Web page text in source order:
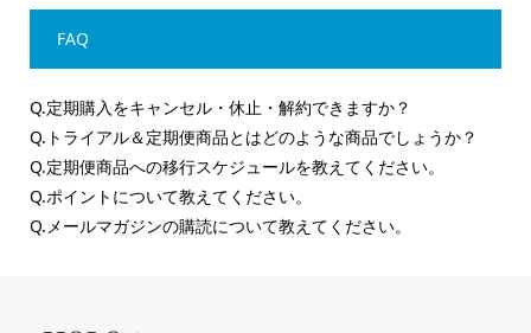
FAQ
Q.定期購入をキャンセル・休止・解約できますか？
Q.トライアル＆定期便商品とはどのような商品でしょうか？
Q.定期便商品への移行スケジュールを教えてください。
Q.ポイントについて教えてください。
Q.メールマガジンの購読について教えてください。